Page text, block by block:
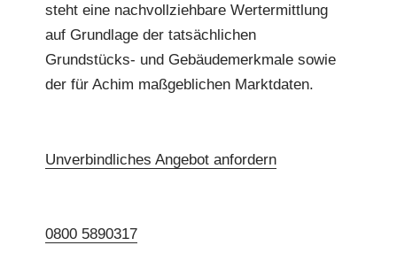
steht eine nachvollziehbare Wertermittlung
auf Grundlage der tatsächlichen
Grundstücks- und Gebäudemerkmale sowie
der für Achim maßgeblichen Marktdaten.
Unverbindliches Angebot anfordern
0800 5890317